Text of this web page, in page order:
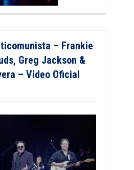
– Frankie
Greg Jackson &
– Video Oficial